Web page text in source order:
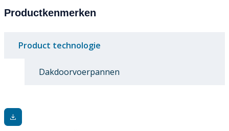
Productkenmerken
Product technologie
Dakdoorvoerpannen